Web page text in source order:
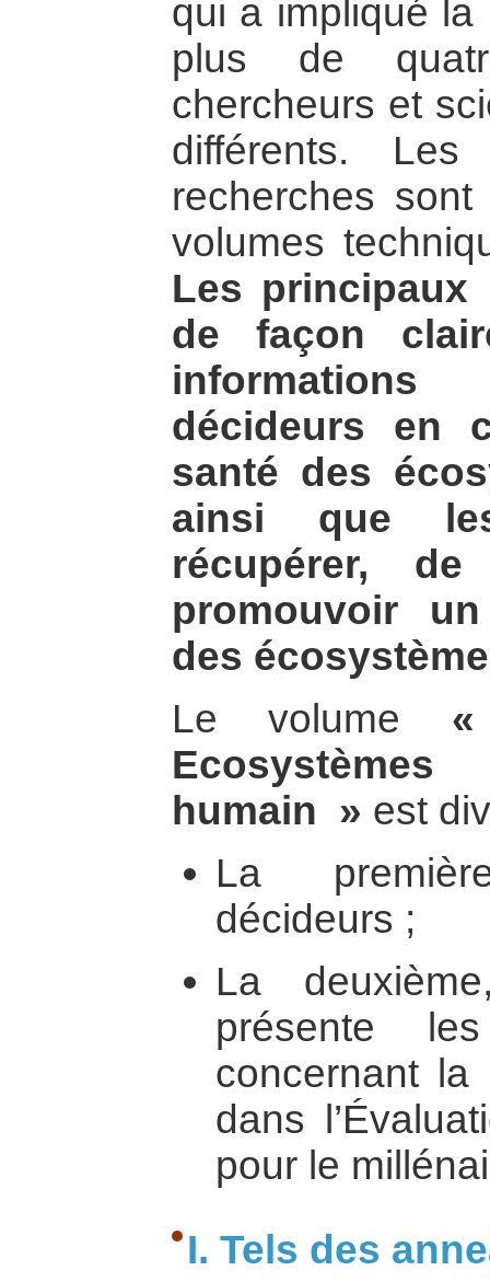
qui a impliqué la
plus de
chercheurs et
différents.
recherches
volumes
Les principaux
de façon
décideurs en
santé des
ainsi que
récupérer,
promouvoir
des
Le volume
humain » est
La
décideurs ;
La
présente
concernant la
dans
pour le
I. Tels des